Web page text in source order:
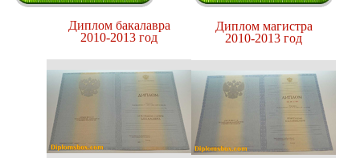
Диплом бакалавра
2010-2013 год
Диплом магистра
2010-2013 год